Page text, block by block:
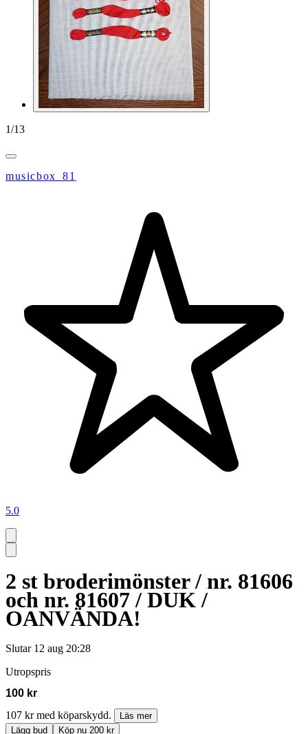
1/13
musicbox_81
5.0
2 st broderimönster / nr. 81606
och nr. 81607 / DUK /
OANVÄNDA!
Slutar 12 aug 20:28
Utropspris
100 kr
107 kr med köparskydd.
Läs mer
Lägg bud
Köp nu 200 kr